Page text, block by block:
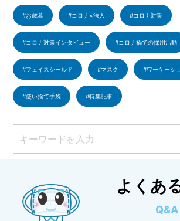
お歳暮 コロナ×法人 コロナ対策
コロナ対策インタビュー コロナ禍での採用活動
フェイスシールド マスク ワーケーシ
使い捨て手袋 特集記事
よくあ
Q&A